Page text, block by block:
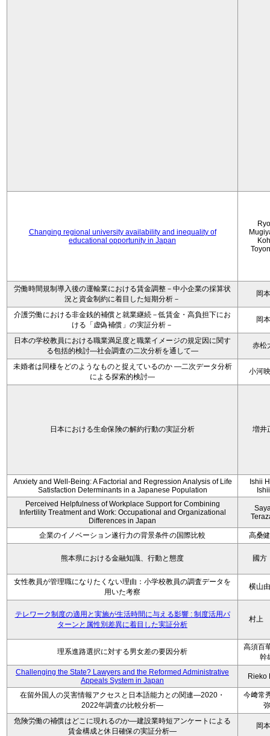
Changing regional university availability and inequality of
educational opportunity in Japan
労働時間規制導入後の運輸業における賃金調整－中小企業の採算状
況と資金制約に着目した短期分析－
岡
介護労働における非金銭的補償と就業継続－低賃金・高負担下にお
ける「虚偽補償」の実証分析－
岡
日本の学校教員における職業満足度と職業イメージの規定因に関す
る包括的検討―社会調査の二次分析を通して―
赤松
未婚者は同棲をどのようなものと捉えているのか —二次データ分析
による探索的検討—
小河
日本における生命保険の解約行動の実証分析 増井
Anxiety and Well-Being: A Factorial and Regression Analysis of Life
Satisfaction Determinants in a Japanese Population
Ishii
Perceived Helpfulness of Workplace Support for Combining
Infertility Treatment and Work: Occupational and Organizational
Differences in Japan
企業のイノベーション遂行力の背景条件の国際比較 高桑
熊本県における金融知識、行動と態度 國
女性教員が管理職になりたくない理由：小学校教員の調査データを
用いた考察
横山
テレワーク制度の適用と実施が生活時間に与える影響 : 制度活用パ
ターンと属性別差異に着目した実証分析
村上
理系進路選択に対する男女差の要因分析
高須百
幹
Challenging the State? Lawyers and the Reformed Administrative
Appeals System in Japan
Rieko
在留外国人の災害情報アクセスと日本語能力との関連―2020・
2022年調査の比較分析―
今﨑常
弥
危険労働の補償はどこに現れるのか―建設業時短アンケートによる
賃金構成と休日確保の実証分析―
岡